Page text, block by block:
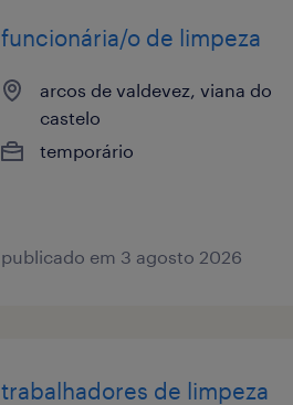
funcionária/o de limpeza
arcos de valdevez, viana do
castelo
temporário
publicado em 3 agosto 2026
trabalhadores de limpeza